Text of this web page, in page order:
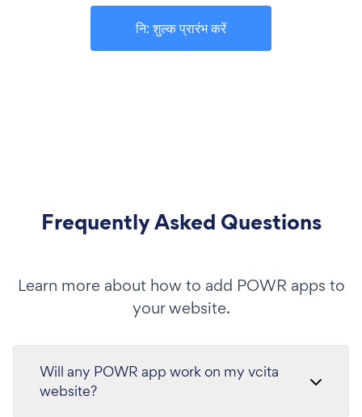
नि: शुल्क प्रारंभ करें
Frequently Asked Questions
Learn more about how to add POWR apps to
your website.
Will any POWR app work on my vcita
website?